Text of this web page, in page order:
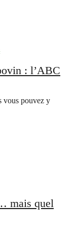
: l’ABC
vous pouvez y
mais quel